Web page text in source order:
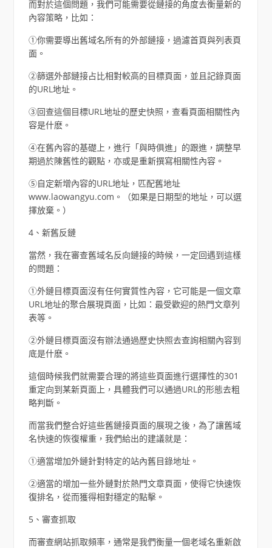
而對於這個問題，我們可能需要從鏈接的角度去衡量新的
內容策略，比如：
①你需要導出舊域名所有的外部鏈接，過濾首頁與列表頁
面。
②篩選外部鏈接占比相對較高的目標頁面，並且記錄頁面
的URL地址。
③回查這個目標URL地址的歷史快照，查看頁面相關性內
容是什麽。
④在舊內容的基礎上，進行「與時俱進」的跟進，調整早
期過於陳舊性的觀點，亦或是重新撰寫相關性內容。
⑤自定新增內容的URL地址，匹配舊地址
www.laowangyu.com。（如果是日期型的地址，可以選
擇放棄。）
4、新舊反鏈
當然，我在審查舊域名反向鏈接的時候，一定回遇到這樣
的問題：
①外鏈目標頁面沒有任何實質性內容，它可能是一個文章
URL地址的聚合展現頁面，比如：最受歡迎的熱門文章列
表等。
②外鏈目標頁面沒有辦法通過歷史快照去查詢相關內容到
底是什麽。
這個時候我們就需要合理的將這些頁面進行選擇性的301
重定向到某新頁面上，具體我們可以通過URL的形態去粗
略判斷。
而當我們整合好這些舊鏈接頁面的展現之後，為了讓舊域
名快速的恢復權重，我們給出的建議就是：
①適當增加外鏈針對特定的站內舊目錄地址。
②適當的增加一些外鏈對於熱門文章頁面，使得它快速恢
復排名，從而獲得相對穩定的點擊。
5、審查抓取
而審查網站抓取頻率，通常是我們衡量一個老域名重新啟